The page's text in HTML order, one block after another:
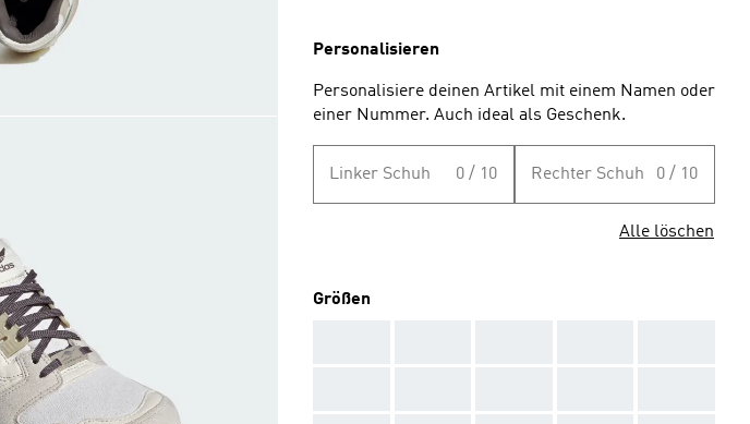
Personalisieren
Personalisiere deinen Artikel mit einem Namen oder
einer Nummer. Auch ideal als Geschenk.
Linker Schuh 0 / 10 Rechter Schuh 0 / 10
Alle löschen
Größen